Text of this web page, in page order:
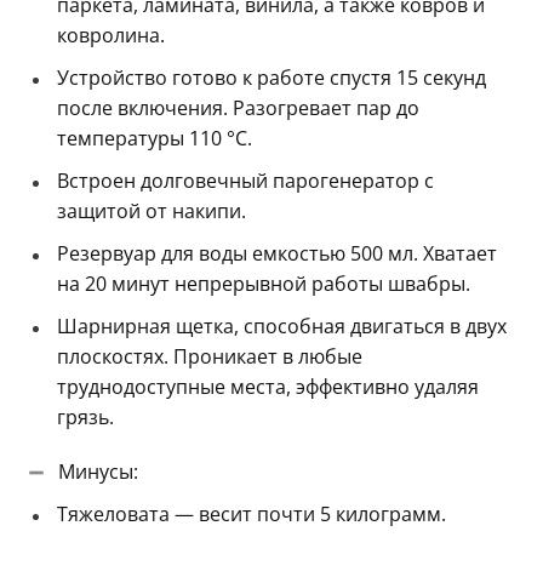
ковролина.
Устройство готово к работе спустя 15 секунд
после включения. Разогревает пар до
температуры 110 °C.
Встроен долговечный парогенератор с
защитой от накипи.
Резервуар для воды емкостью 500 мл. Хватает
на 20 минут непрерывной работы швабры.
Шарнирная щетка, способная двигаться в двух
плоскостях. Проникает в любые
труднодоступные места, эффективно удаляя
грязь.
Минусы:
Тяжеловата — весит почти 5 килограмм.